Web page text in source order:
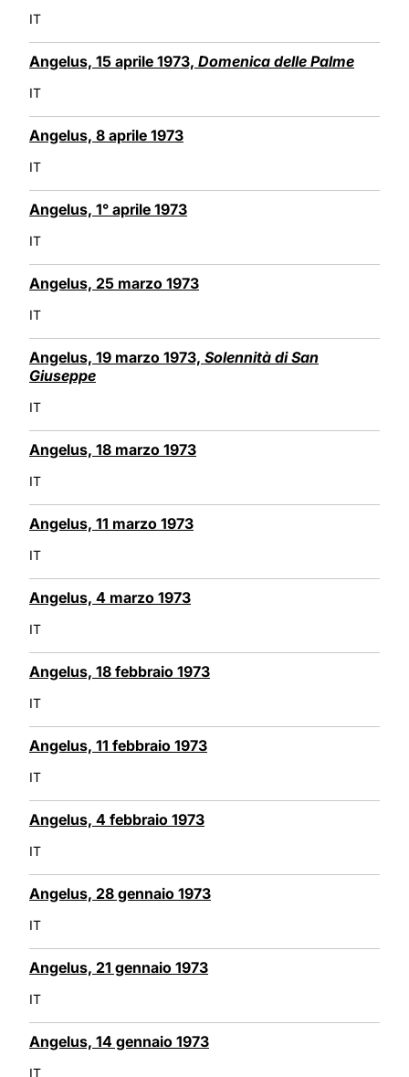
IT
Angelus, 15 aprile 1973, Domenica delle Palme
IT
Angelus, 8 aprile 1973
IT
Angelus, 1° aprile 1973
IT
Angelus, 25 marzo 1973
IT
Angelus, 19 marzo 1973, Solennità di San
Giuseppe
IT
Angelus, 18 marzo 1973
IT
Angelus, 11 marzo 1973
IT
Angelus, 4 marzo 1973
IT
Angelus, 18 febbraio 1973
IT
Angelus, 11 febbraio 1973
IT
Angelus, 4 febbraio 1973
IT
Angelus, 28 gennaio 1973
IT
Angelus, 21 gennaio 1973
IT
Angelus, 14 gennaio 1973
IT